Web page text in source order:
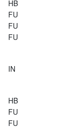
HB
FU
FU
FU
IN
HB
FU
FU